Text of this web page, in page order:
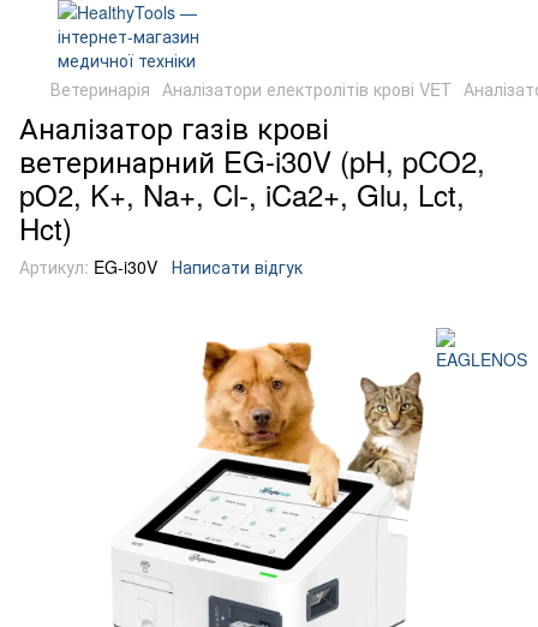
Ветеринарія Аналізатори електролітів крові VET
Аналізатор газів крові
ветеринарний EG-i30V (pH, pCO2,
pO2, K+, Na+, Cl-, iCa2+, Glu, Lct,
Hct)
Артикул: EG-i30V Написати відгук